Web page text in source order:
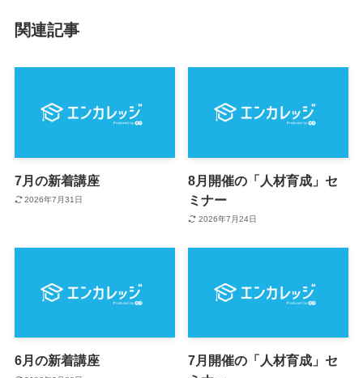
関連記事
7月の新着講座
2026年7月31日
8月開催の「人材育成」セ
ミナー
2026年7月24日
6月の新着講座
7月開催の「人材育成」セ